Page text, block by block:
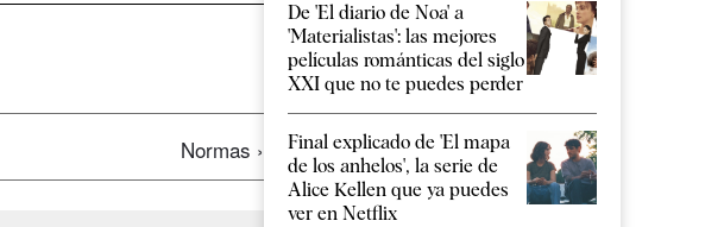
Normas ›
De 'El diario de Noa' a
'Materialistas': las mejores
películas románticas del siglo
XXI que no te puedes perder
Final explicado de 'El mapa
de los anhelos', la serie de
Alice Kellen que ya puedes
ver en Netflix